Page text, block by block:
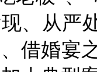
、从严
借婚宴